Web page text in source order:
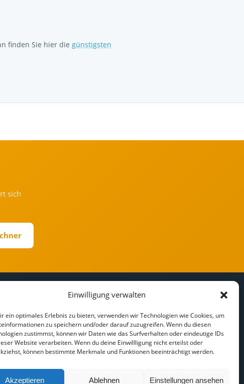
Einwilligung verwalten
ein optimales Erlebnis zu bieten, verwenden wir Technologien wie Cookies, um
zu speichern und/oder darauf zuzugreifen. Wenn du diesen
zustimmst, können wir Daten wie das Surfverhalten oder eindeutige IDs
Website verarbeiten. Wenn du deine Einwillligung nicht erteilst oder
können bestimmte Merkmale und Funktionen beeinträchtigt werden.
Akzeptieren Ablehnen Einstellungen ansehen
finden Sie hier die günstigsten
sich
RECHTLICHES
Impressum
Datenschutz
Cookie-Richtlinie
Haftungsausschluss